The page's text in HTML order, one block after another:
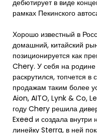
дебютирует в виде
рамках Пекинского
Хорошо известный в
домашний, китайский
позиционируется как
Chery. У себя на родине
раскрутился, топчется в
продажам таким более
Aion, AITO, Lynk & Co,
году Chery решила
Exeed и создала внутри
линейку Sterra, в ней